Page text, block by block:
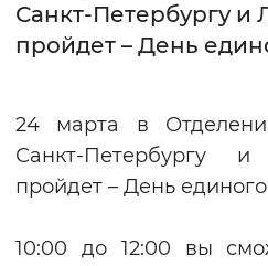
Интервал
Монохромный
Санкт-Петербургу и
пройдет – День
24 марта в
Санкт-Петербургу
пройдет – День
10:00 до 12:00 вы